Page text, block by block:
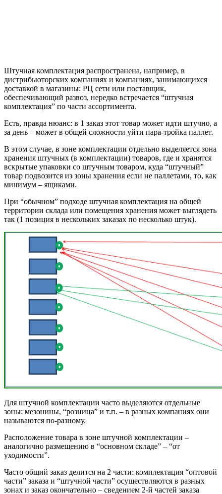
Штучная комплектация распространена, например, в
дистрибьюторских компаниях и компаниях, занимающихся
доставкой в магазины: РЦ сети или поставщик,
обеспечивающий развоз, нередко встречается “штучная
комплектация” по части ассортимента.
Есть, правда нюанс: в 1 заказ этот товар может идти штучно, а
за день – может в общей сложности уйти пара-тройка паллет.
В этом случае, в зоне комплектации отдельно выделяется зона
хранения штучных (в комплектации) товаров, где и хранятся
вскрытые упаковки со штучным товаром, куда “штучный”
товар подвозится из зоны хранения если не паллетами, то, как
минимум – ящиками.
При “обычном” подходе штучная комплектация на общей
территории склада или помещения хранения может выглядеть
так (1 позиция в нескольких заказах по несколько штук).
Для штучной комплектации часто выделяются отдельные
зоны: мезонины, “розница” и т.п. – в разных компаниях они
называются по-разному.
Расположение товара в зоне штучной комплектации –
аналогично размещению в “основном складе” – “от
уходимости”.
Часто общий заказ делится на 2 части: комплектация “оптовой
части” заказа и “штучной части” осуществляются в разных
зонах и заказ окончательно – сведением 2-й частей заказа